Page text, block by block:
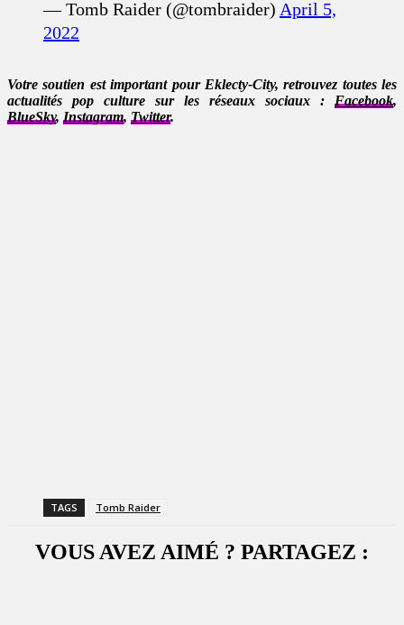
— Tomb Raider (@tombraider) April 5,
2022
Votre soutien est important pour Eklecty-City, retrouvez toutes les
actualités pop culture sur les réseaux sociaux : Facebook,
BlueSky, Instagram, Twitter.
TAGS Tomb Raider
VOUS AVEZ AIMÉ ? PARTAGEZ :